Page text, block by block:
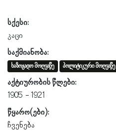
სქესი:
კაცი
საქმიანობა:
საზოგადო მოღვაწე პოლიტიკური მოღვაწე
აქტიურობის წლები:
1905
1921
წყარო(ები):
ჩვენება